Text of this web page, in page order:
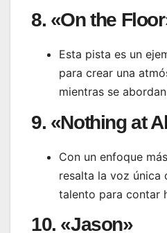
8. «On the
Esta pista es un
para crear una
mientras se
9. «Nothing at
Con un enfoque
resalta la voz única
talento para contar
10. «Jason»